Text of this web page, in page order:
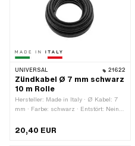
UNIVERSAL 21622
Zündkabel Ø 7 mm schwarz
10 m Rolle
Hersteller: Made in Italy · Ø Kabel: 7
mm · Farbe: schwarz · Entstört: Nein ·
Gesamtlänge: 10000 mm
20,40 EUR